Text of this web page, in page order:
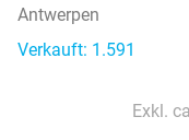
Antwerpen
Verkauft: 1.591
Exkl.